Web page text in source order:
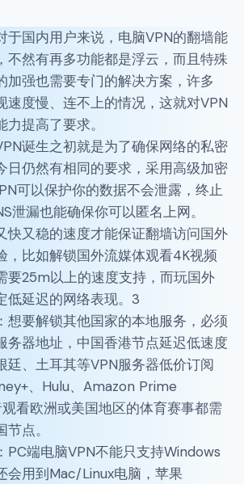
于国内用户来说，电脑VPN的翻墙能
不然有再多功能都是浮云，而且特殊
加强也需要专门的解决方案，许多
速度慢、连不上的情况，这就对VPN
提高了要求。
诞生之初就是为了确保网络的私密
日仍然有相同的要求，采用高级加密
可以保护你的数据不会泄露，终止
泄漏也能确保你可以匿名上网。
快又稳的速度才能保证翻墙访问国外
，比如解锁国外流媒体观看4K视频
要25m以上的速度支持，而玩国外
低延迟的网络表现。3
：想要解锁其他国家的本地服务，必须
务器地址，中国香港节点延迟低速度
廷、土耳其等VPN服务器低价订阅
、Hulu、Amazon Prime
看欧洲或美国地区的体育赛事都需
点。
PC端电脑VPN不能只支持Windows
会用到Mac/Linux电脑，苹果